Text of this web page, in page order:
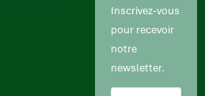
Inscrivez-vous
pour recevoir
notre
newsletter.